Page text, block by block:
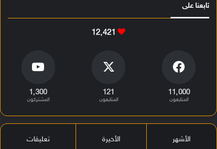
تابعنا على
12٬421
11٬000
المتابعون
121
المتابعون
1٬300
المشتركون
الأشهر الأخيرة تعليقات